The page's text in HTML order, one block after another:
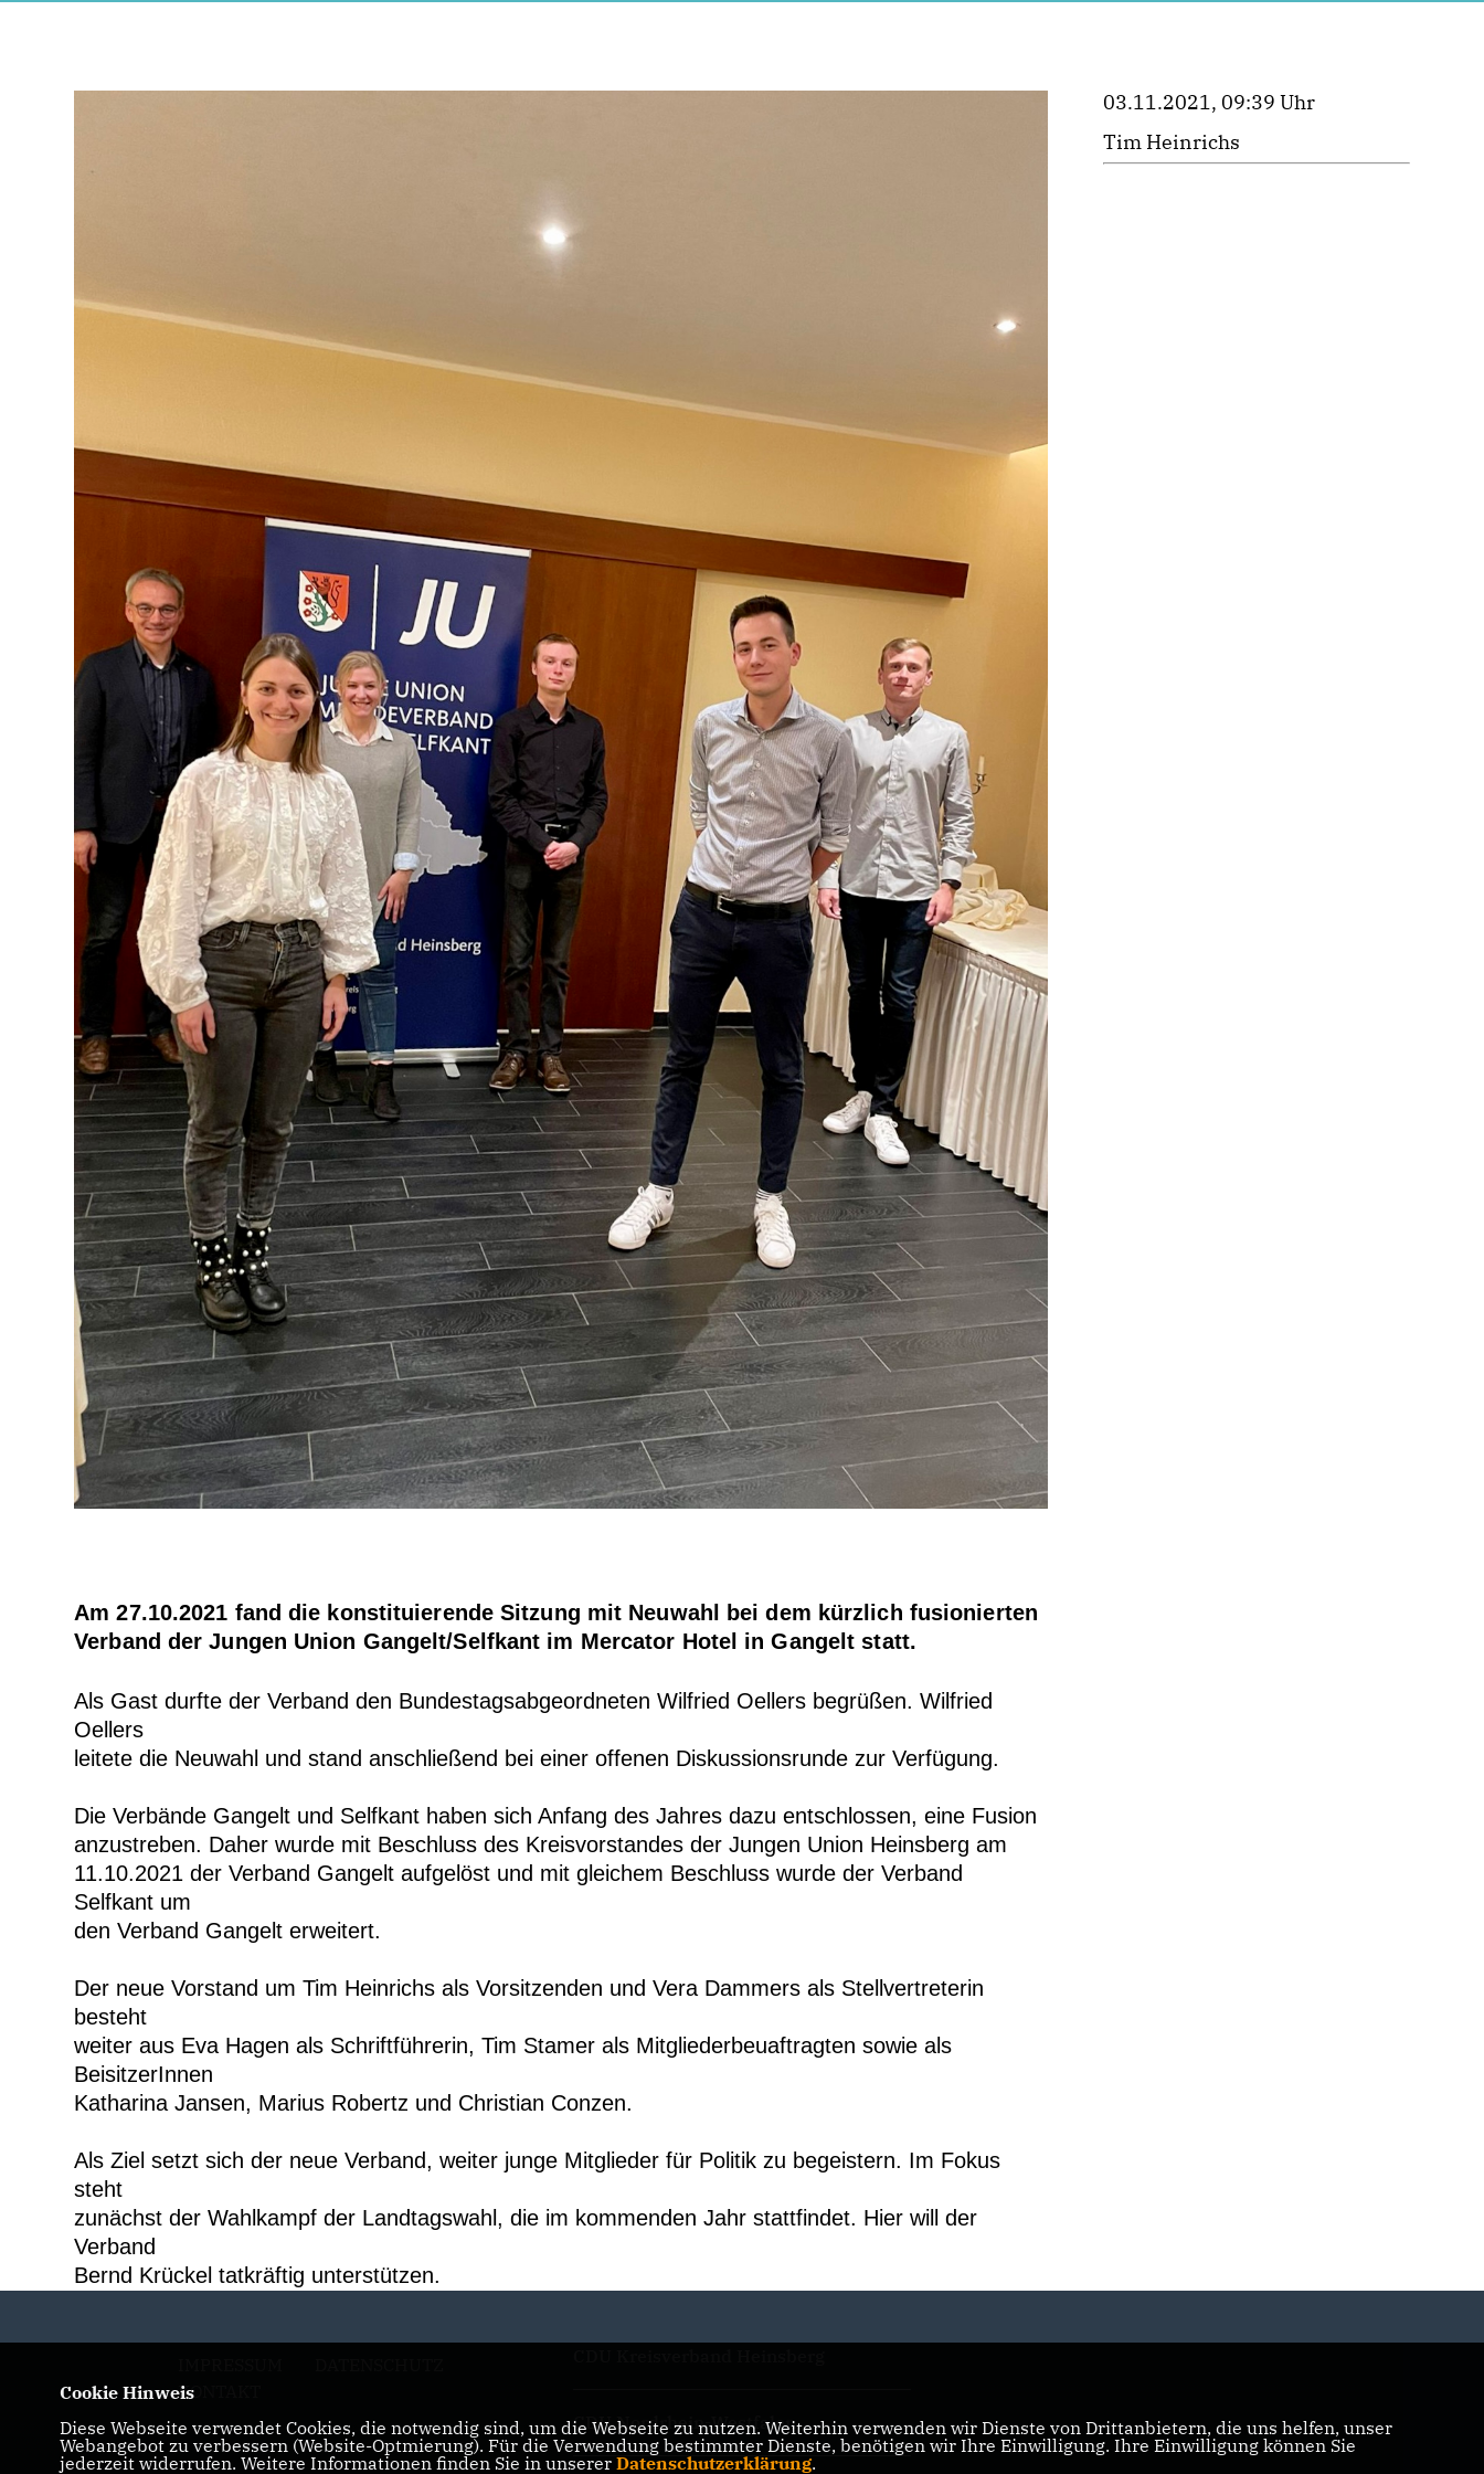
Am 27.10.2021 fand die konstituierende Sitzung mit Neuwahl bei dem kürzlich fusionierten
Verband derJungen Union Gangelt/Selfkant im Mercator Hotel in Gangelt statt.
Als Gast durfte der Verband den Bundestagsabgeordneten Wilfried Oellers begrüßen. Wilfried
Oellers
leitete die Neuwahl und stand anschließend bei einer offenen Diskussionsrunde zur Verfügung.
Die Verbände Gangelt und Selfkant haben sich Anfang des Jahres dazu entschlossen, eine Fusion
anzustreben. Daherwurde mit Beschlussdes KreisvorstandesderJungen Union Heinsbergam
11.10.2021 der Verband Gangelt aufgelöst und mit gleichem Beschluss wurde der Verband
Selfkant um
den Verband Gangelt erweitert.
Der neue Vorstand um Tim Heinrichs als Vorsitzenden und Vera Dammers als Stellvertreterin
besteht
weiter aus Eva Hagen als Schriftführerin, Tim Stamer als Mitgliederbeuaftragten sowie als
BeisitzerInnen
Katharina Jansen, Marius Robertz und Christian Conzen.
Als Ziel setzt sich der neue Verband, weiter junge Mitglieder für Politik zu begeistern. Im Fokus
steht
zunächst der Wahlkampf der Landtagswahl, die im kommenden Jahr stattfindet. Hier will der
Verband
Bernd Krückel tatkräftig unterstützen.
03.11.2021, 09:39 Uhr
Tim Heinrichs
KONTAKT
CDU Nordrhein-Westfalen
Cookie Hinweis
Diese Webseite verwendet Cookies, die notwendig sind, um die Webseite zu nutzen. Weiterhin verwenden wir Dienste von Drittanbietern, die uns helfen, unser
Webangebot zu verbessern (Website-Optmierung). Für die Verwendung bestimmter Dienste, benötigen wir Ihre Einwilligung. Ihre Einwilligung können Sie
jederzeit widerrufen. Weitere Informationen finden Sie in unserer Datenschutzerklärung.